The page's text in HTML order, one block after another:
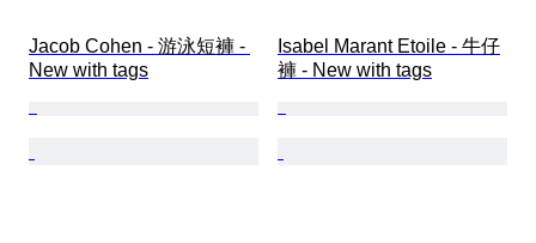
Jacob Cohen - 游泳短褲 -
New with tags
Isabel Marant Etoile - 牛仔
褲 - New with tags